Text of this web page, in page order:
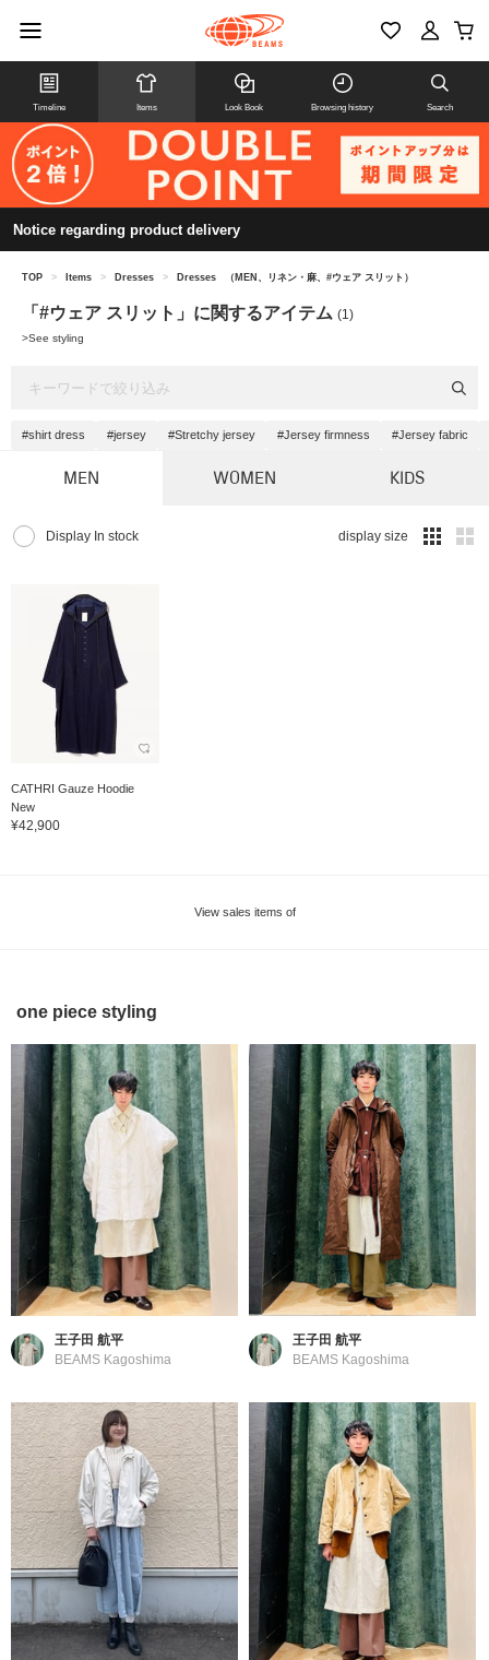
Timeline Items Look Book Browsing history Search
Notice regarding product delivery
TOP > Items > Dresses > Dresses （MEN、リネン・麻、#ウェア スリット）
「#ウェア スリット」に関するアイテム (1)
>See styling
#shirt dress #jersey #Stretchy jersey #Jersey firmness #Jersey fabric
MEN WOMEN KIDS
Display In stock display size
CATHRI Gauze Hoodie
New
¥42,900
View sales items of
one piece styling
王子田 航平
BEAMS Kagoshima
王子田 航平
BEAMS Kagoshima